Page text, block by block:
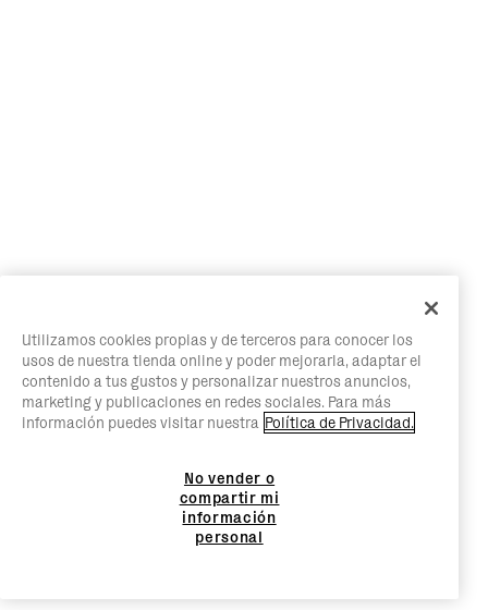
Utilizamos cookies propias y de terceros para conocer los
usos de nuestra tienda online y poder mejorarla, adaptar el
contenido a tus gustos y personalizar nuestros anuncios,
marketing y publicaciones en redes sociales. Para más
información puedes visitar nuestra Política de Privacidad.
No vender o
compartir mi
información
personal